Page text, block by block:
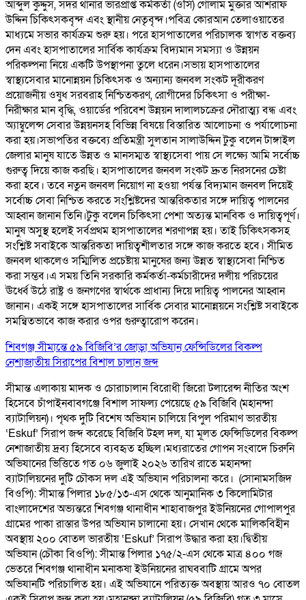
আব্দুল কুদ্দুস, সদর থানার ভারপ্রাপ্ত কর্মকর্তা (ওসি) গোলাম মুক্তার আশরাফ
উদ্দিন চিকিৎসকবৃন্দ এবং স্থানীয় নেতৃবৃন্দ।পবিত্র কোরআন তেলাওয়াতের
মাধ্যমে সভার কার্যক্রম শুরু হয়। পরে হাসপাতালের পরিচালক স্বাগত বক্তব্য
দেন এবং হাসপাতালের সার্বিক কার্যক্রম বিদ্যমান সমস্যা ও উন্নয়ন
পরিকল্পনা নিয়ে একটি উপস্থাপনা তুলে ধরেন।সভায় হাসপাতালের
স্বাস্থ্যসেবার মানোন্নয়ন চিকিৎসক ও অন্যান্য জনবল সংকট দূরীকরণ
প্রয়োজনীয় ওষুধ সরবরাহ নিশ্চিতকরণ, রোগীদের চিকিৎসা ও পরীক্ষা-
নিরীক্ষার মান বৃদ্ধি, ওয়ার্ডের পরিবেশ উন্নয়ন দালালচক্রের দৌরাত্ম্য বন্ধ এবং
অ্যাম্বুলেন্স সেবার উন্নয়নসহ বিভিন্ন বিষয়ে বিস্তারিত আলোচনা ও পর্যালোচনা
করা হয়।সভাপতির বক্তব্যে প্রতিমন্ত্রী সুলতান সালাউদ্দিন টুকু বলেন টাঙ্গাইল
জেলার মানুষ যাতে উন্নত ও মানসম্মত স্বাস্থ্যসেবা পায় সে লক্ষ্যে আমি সর্বোচ্চ
গুরুত্ব দিয়ে কাজ করছি। হাসপাতালের জনবল সংকট দ্রুত নিরসনের চেষ্টা
করা হবে। তবে নতুন জনবল নিয়োগ না হওয়া পর্যন্ত বিদ্যমান জনবল দিয়েই
সর্বোচ্চ সেবা নিশ্চিত করতে সংশ্লিষ্টদের আন্তরিকতার সঙ্গে দায়িত্ব পালনের
আহ্বান জানান তিনি।টুকু বলেন চিকিৎসা পেশা অত্যন্ত মানবিক ও দায়িত্বপূর্ণ।
মানুষ অসুস্থ হলেই সর্বপ্রথম হাসপাতালের শরণাপন্ন হয়। তাই চিকিৎসকসহ
সংশ্লিষ্ট সবাইকে আন্তরিকতা দায়িত্বশীলতার সঙ্গে কাজ করতে হবে। সীমিত
জনবল থাকলেও সম্মিলিত প্রচেষ্টায় মানুষের জন্য উন্নত স্বাস্থ্যসেবা নিশ্চিত
করা সম্ভব।এ সময় তিনি সরকারি কর্মকর্তা-কর্মচারীদের দলীয় পরিচয়ের
ঊর্ধ্বে উঠে রাষ্ট্র ও জনগণের স্বার্থকে প্রাধান্য দিয়ে দায়িত্ব পালনের আহ্বান
জানান। একই সঙ্গে হাসপাতালের সার্বিক সেবার মানোন্নয়নে সংশ্লিষ্ট সবাইকে
সমন্বিতভাবে কাজ করার ওপর গুরুত্বারোপ করেন।
শিবগঞ্জ সীমান্তে ৫৯ বিজিবি’র জোড়া অভিযান ফেন্সিডিলের বিকল্প
নেশাজাতীয় সিরাপের বিশাল চালান জব্দ
সীমান্ত এলাকায় মাদক ও চোরাচালান বিরোধী জিরো টলারেন্স নীতির অংশ
হিসেবে চাঁপাইনবাবগঞ্জে বিশাল সাফল্য পেয়েছে ৫৯ বিজিবি (মহানন্দা
ব্যাটালিয়ন)। পৃথক দুটি বিশেষ অভিযান চালিয়ে বিপুল পরিমাণ ভারতীয়
‘Eskuf’ সিরাপ জব্দ করেছে বিজিবি টহল দল, যা মূলত ফেন্সিডিলের বিকল্প
নেশাজাতীয় দ্রব্য হিসেবে ব্যবহৃত হচ্ছিল। ​মধ্যরাতের গোপন সংবাদে চিরুনি
অভিযানের ভিত্তিতে গত ০৬ জুলাই ২০২৬ তারিখ রাতে মহানন্দা
ব্যাটালিয়নের দুটি চৌকস দল এই অভিযান পরিচালনা করে। ​ (সোনামসজিদ
বিওপি): সীমান্ত পিলার ১৮৫/১৩-এস থেকে আনুমানিক ৩ কিলোমিটার
বাংলাদেশের অভ্যন্তরে শিবগঞ্জ থানাধীন শাহাবাজপুর ইউনিয়নের গোপালপুর
গ্রামের পাকা রাস্তার উপর অভিযান চালানো হয়। সেখান থেকে মালিকবিহীন
অবস্থায় ২০০ বোতল ভারতীয় ‘Eskuf’ সিরাপ উদ্ধার করা হয়। ​দ্বিতীয়
অভিযান (চৌকা বিওপি): সীমান্ত পিলার ১৭৫/২-এস থেকে মাত্র ৪০০ গজ
ভেতরে শিবগঞ্জ থানাধীন মনাকষা ইউনিয়নের রাঘববাটি গ্রামে অপর
অভিযানটি পরিচালিত হয়। এই অভিযানে পরিত্যক্ত অবস্থায় আরও ৭০ বোতল